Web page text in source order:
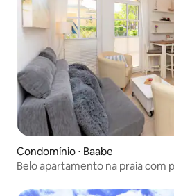
Condomínio ⋅ Baabe
Belo apartamento na praia com